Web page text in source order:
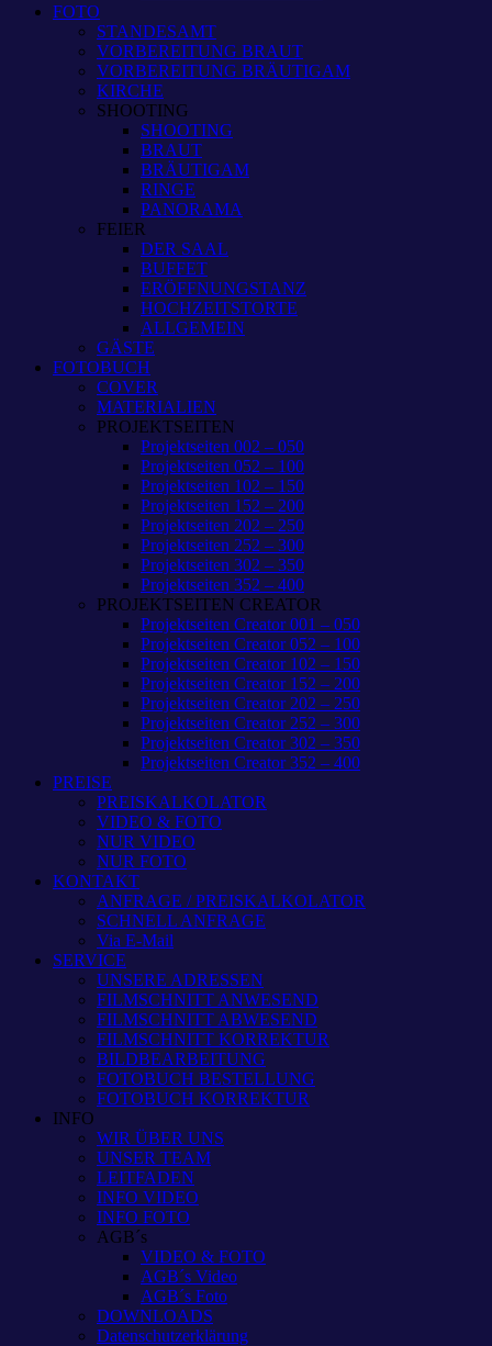
FOTO
STANDESAMT
VORBEREITUNG BRAUT
VORBEREITUNG BRÄUTIGAM
KIRCHE
SHOOTING
SHOOTING
BRAUT
BRÄUTIGAM
RINGE
PANORAMA
FEIER
DER SAAL
BUFFET
ERÖFFNUNGSTANZ
HOCHZEITSTORTE
ALLGEMEIN
GÄSTE
FOTOBUCH
COVER
MATERIALIEN
PROJEKTSEITEN
Projektseiten 002 – 050
Projektseiten 052 – 100
Projektseiten 102 – 150
Projektseiten 152 – 200
Projektseiten 202 – 250
Projektseiten 252 – 300
Projektseiten 302 – 350
Projektseiten 352 – 400
PROJEKTSEITEN CREATOR
Projektseiten Creator 001 – 050
Projektseiten Creator 052 – 100
Projektseiten Creator 102 – 150
Projektseiten Creator 152 – 200
Projektseiten Creator 202 – 250
Projektseiten Creator 252 – 300
Projektseiten Creator 302 – 350
Projektseiten Creator 352 – 400
PREISE
PREISKALKOLATOR
VIDEO & FOTO
NUR VIDEO
NUR FOTO
KONTAKT
ANFRAGE / PREISKALKOLATOR
SCHNELL ANFRAGE
Via E-Mail
SERVICE
UNSERE ADRESSEN
FILMSCHNITT ANWESEND
FILMSCHNITT ABWESEND
FILMSCHNITT KORREKTUR
BILDBEARBEITUNG
FOTOBUCH BESTELLUNG
FOTOBUCH KORREKTUR
INFO
WIR ÜBER UNS
UNSER TEAM
LEITFADEN
INFO VIDEO
INFO FOTO
AGB´s
VIDEO & FOTO
AGB´s Video
AGB´s Foto
DOWNLOADS
Datenschutzerklärung